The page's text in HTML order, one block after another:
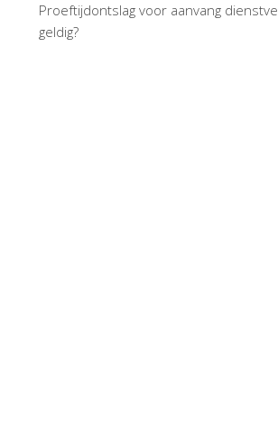
Proeftijdontslag voor aanvang
geldig?